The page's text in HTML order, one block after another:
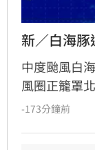
新／白海
中度颱風白
風圈正籠罩
天是影響最
-173分鐘前